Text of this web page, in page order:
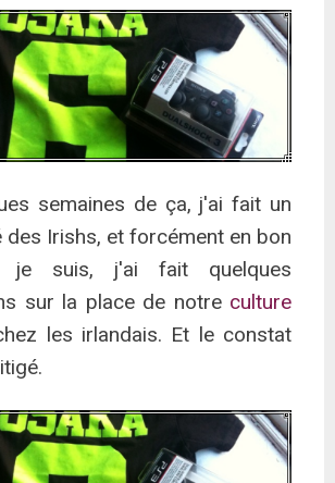
semaines de ça, j'ai fait un
Irishs, et forcément en bon
je suis, j'ai fait quelques
sur la place de notre culture
les irlandais. Et le constat